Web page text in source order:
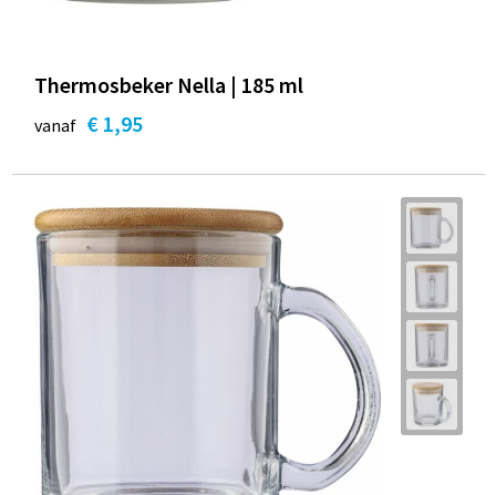
Thermosbeker Nella | 185 ml
vanaf € 1,95